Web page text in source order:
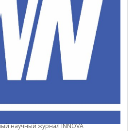
научный журнал INNOVA